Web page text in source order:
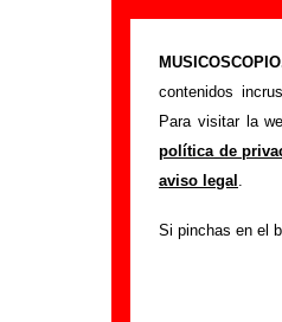
contenidos
Para visitar la
política de
aviso legal .
Si pinchas en el
Los
Portada >Los
Si tienes
siguiente
colaboración.
Nombre: